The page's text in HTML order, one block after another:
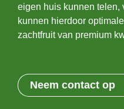
eigen huis kunnen telen,
kunnen hierdoor
zachtfruit van premium
Neem contact op